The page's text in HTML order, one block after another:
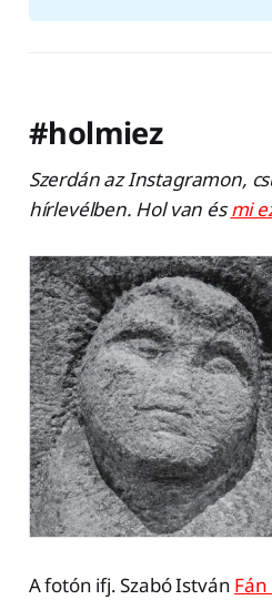
#holmiez
Szerdán az Instagramon,
hírlevélben. Hol van ésmi
A fotón ifj. Szabó István